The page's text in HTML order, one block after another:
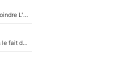
Raymond Domenech a posé ses conditions pour rejoindre L'EQUIPE du Soir : Il refuse de faire l'émission avec un autre chroniqueur !
«C’est l'une des choses qui me fait le plus peur dans le fait de devenir maman» : En couple avec Antoine Dupont, Iris Mittenaere s'inquiète déjà pour ses futurs enfants !